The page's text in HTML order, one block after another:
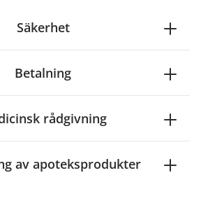
Säkerhet
Betalning
rådgivning
av apoteksprodukter